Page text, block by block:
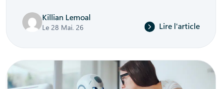
Killian Lemoal
Le 28 Mai. 26 Lire l'article